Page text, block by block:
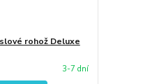
rohož Deluxe
3-7 dní